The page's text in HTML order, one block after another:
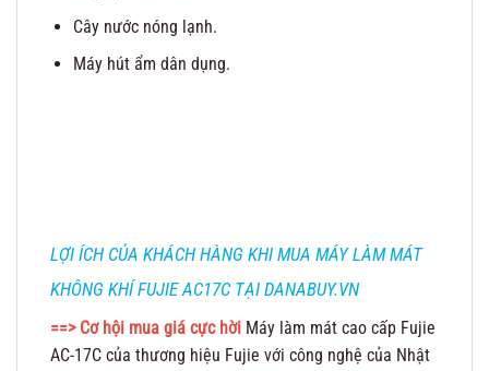
Cây nước nóng lạnh.
Máy hút ẩm dân dụng.
LỢI ÍCH CỦA KHÁCH HÀNG KHI MUA MÁY LÀM MÁT
KHÔNG KHÍ FUJIE AC17C TẠI DANABUY.VN
==> Cơ hội mua giá cực hời Máy làm mát cao cấp Fujie
AC-17C của thương hiệu Fujie với công nghệ của Nhật